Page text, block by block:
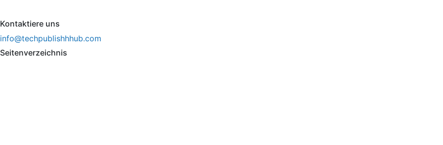
Kontaktiere uns
info@techpublishhhub.com
Seitenverzeichnis